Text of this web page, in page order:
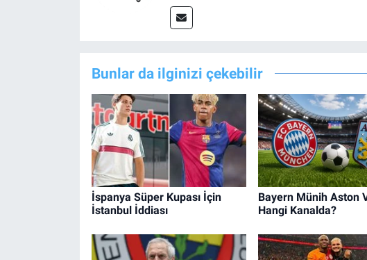
Bunlar da ilginizi çekebilir
İspanya Süper Kupası İçin
İstanbul İddiası
Bayern Münih Aston
Hangi Kanalda?